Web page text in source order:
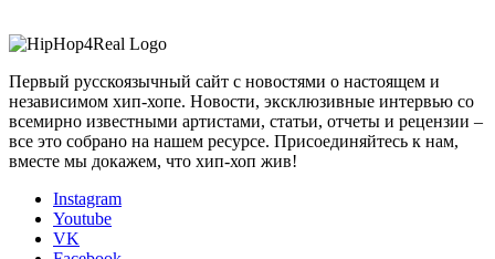
Первый русскоязычный сайт с новостями о настоящем и
независимом хип-хопе. Новости, эксклюзивные интервью со
всемирно известными артистами, статьи, отчеты и рецензии –
все это собрано на нашем ресурсе. Присоединяйтесь к нам,
вместе мы докажем, что хип-хоп жив!
Instagram
Youtube
VK